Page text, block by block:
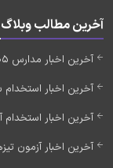
آخرین مطالب وبلاگ
آخرین اخبار مدارس 1405
آخرین اخبار استخدام
آخرین اخبار استخدام آموزش
آخرین اخبار آزمون